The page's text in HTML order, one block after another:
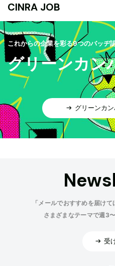
CINRA JOB
これからの企業を彩る9つのバッヂ
グリーンカン
グリーンカ
「メールでおすすめを届け
さまざまなテーマで週3
受